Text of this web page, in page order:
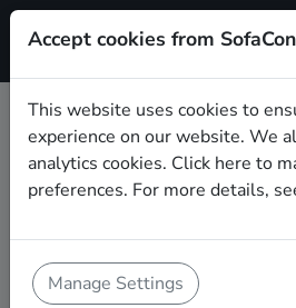
Book Rock
Book a Rock Coverband in
Bonn that play a wide range of
genres. Simply send a request
your song wishes and set
Accept cookies from
This website uses cookies to
experience on our website. We
analytics cookies. Click here to
preferences. For more details,
Manage Settings